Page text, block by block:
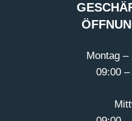
Montag –
09:00